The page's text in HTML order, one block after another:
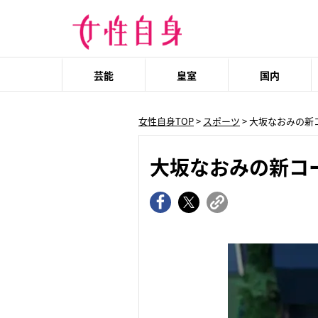
芸能 皇室 国内
女性自身TOP> スポーツ > 大坂なおみの新
大坂なおみの新